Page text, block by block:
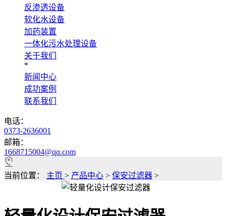
反渗透设备
软化水设备
加药装置
一体化污水处理设备
关于我们
*
新闻中心
成功案例
联系我们
电话：
0373-2636001
邮箱：
1668715004@qq.com
当前位置： 主页 > 产品中心 > 保安过滤器 >